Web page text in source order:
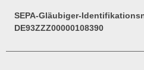
SEPA-Gläubiger-
DE93ZZZ00000108390